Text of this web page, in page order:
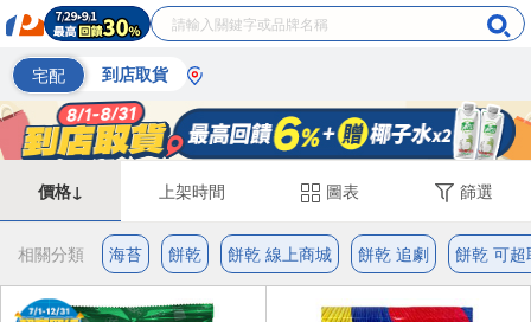
宅配 到店取貨
價格↓ 上架時間 圖表 篩選
相關分類 海苔 餅乾 餅乾 線上商城 餅乾 追劇 餅乾 可超